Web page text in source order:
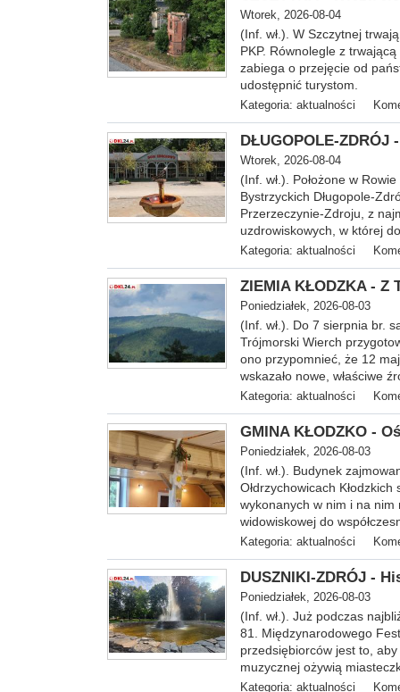
Wtorek, 2026-08-04
(Inf. wł.). W Szczytnej
PKP. Równolegle z
zabiega o przejęcie od
udostępnić turystom.
Kategoria: aktualności
DŁUGOPOLE-
Wtorek, 2026-08-04
(Inf. wł.). Położone w
Bystrzyckich Długopole-
Przerzeczynie-Zdroju, z
uzdrowiskowych, w której
Kategoria: aktualności
ZIEMIA KŁODZKA -
Poniedziałek, 2026-08-03
(Inf. wł.). Do 7 sierpnia br.
Trójmorski Wierch
ono przypomnieć, że 12
wskazało nowe, właściwe
Kategoria: aktualności
GMINA KŁODZKO -
Poniedziałek, 2026-08-03
(Inf. wł.). Budynek
Ołdrzychowicach Kłodzkich
wykonanych w nim i na nim
widowiskowej do
Kategoria: aktualności
DUSZNIKI-ZDRÓJ -
Poniedziałek, 2026-08-03
(Inf. wł.). Już podczas
81. Międzynarodowego
przedsiębiorców jest to,
muzycznej ożywią
Kategoria: aktualności